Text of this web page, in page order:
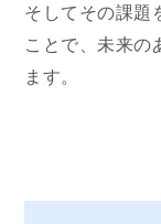
そしてその課題
ことで、未来の
ます。